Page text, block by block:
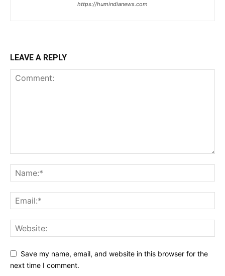
https://humindianews.com
LEAVE A REPLY
Save my name, email, and website in this browser for the
next time I comment.